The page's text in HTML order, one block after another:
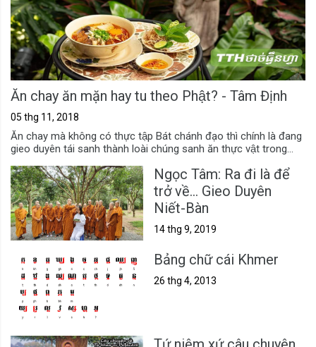
Ăn chay ăn mặn hay tu theo Phật? - Tâm Định
05 thg 11, 2018
Ăn chay mà không có thực tập Bát chánh đạo thì chính là đang
gieo duyên tái sanh thành loài chúng sanh ăn thực vật trong...
Ngọc Tâm: Ra đi là để
trở về... Gieo Duyên
Niết-Bàn
14 thg 9, 2019
Bảng chữ cái Khmer
26 thg 4, 2013